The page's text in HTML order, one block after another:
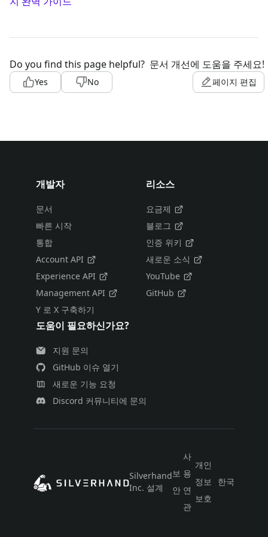
Do you find this page helpful?
Yes No
문서 개선에 도움을 주세요!
페이지 편집
개발자
문서
빠른 시작
통합
Account API
Experience API
Management API
Y 로 X 구축하기
리소스
요금제
블로그
인증 위키
새로운 소식
YouTube
GitHub
도움이 필요하신가요?
지원 문의
GitHub 이슈 열기
새로운 기능 요청
Discord 커뮤니티에 문의
Silverhand
Inc. 설계
보
안
사
용
연
관
개인
정보
보호
한국어